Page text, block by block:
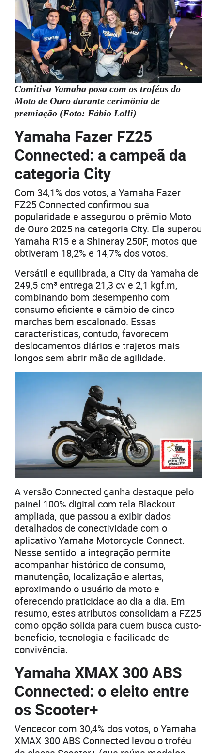
Comitiva Yamaha posa com os troféus do
Moto de Ouro durante cerimônia de
premiação (Foto: Fábio Lolli)
Yamaha Fazer FZ25
Connected: a campeã da
categoria City
Com 34,1% dos votos, a Yamaha Fazer
FZ25 Connected confirmou sua
popularidade e assegurou o prêmio Moto
de Ouro 2025 na categoria City. Ela superou
Yamaha R15 e a Shineray 250F, motos que
obtiveram 18,2% e 14,7% dos votos.
Versátil e equilibrada, a City da Yamaha de
249,5 cm³ entrega 21,3 cv e 2,1 kgf.m,
combinando bom desempenho com
consumo eficiente e câmbio de cinco
marchas bem escalonado. Essas
características, contudo, favorecem
deslocamentos diários e trajetos mais
longos sem abrir mão de agilidade.
A versão Connected ganha destaque pelo
painel 100% digital com tela Blackout
ampliada, que passou a exibir dados
detalhados de conectividade com o
aplicativo Yamaha Motorcycle Connect.
Nesse sentido, a integração permite
acompanhar histórico de consumo,
manutenção, localização e alertas,
aproximando o usuário da moto e
oferecendo praticidade ao dia a dia. Em
resumo, estes atributos consolidam a FZ25
como opção sólida para quem busca custo-
benefício, tecnologia e facilidade de
convivência.
Yamaha XMAX 300 ABS
Connected: o eleito entre
os Scooter+
Vencedor com 30,4% dos votos, o Yamaha
XMAX 300 ABS Connected levou o troféu